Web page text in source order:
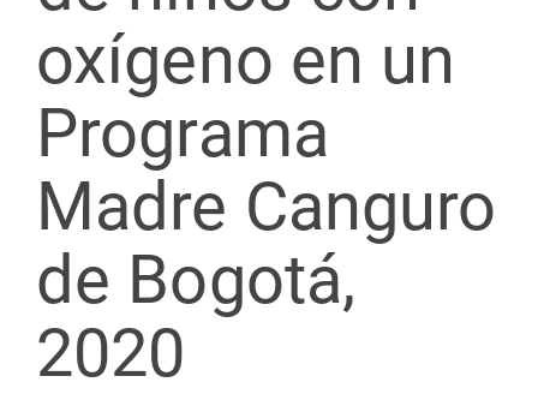
oxígeno en un
Programa
Madre Canguro
de Bogotá,
2020